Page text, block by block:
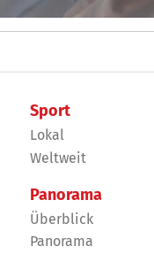
Sport
Lokal
Weltweit
Panorama
Überblick
Panorama